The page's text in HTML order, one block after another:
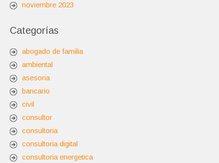
noviembre 2023
Categorías
abogado de familia
ambiental
asesoria
bancario
civil
consultor
consultoria
consultoria digital
consultoria energetica